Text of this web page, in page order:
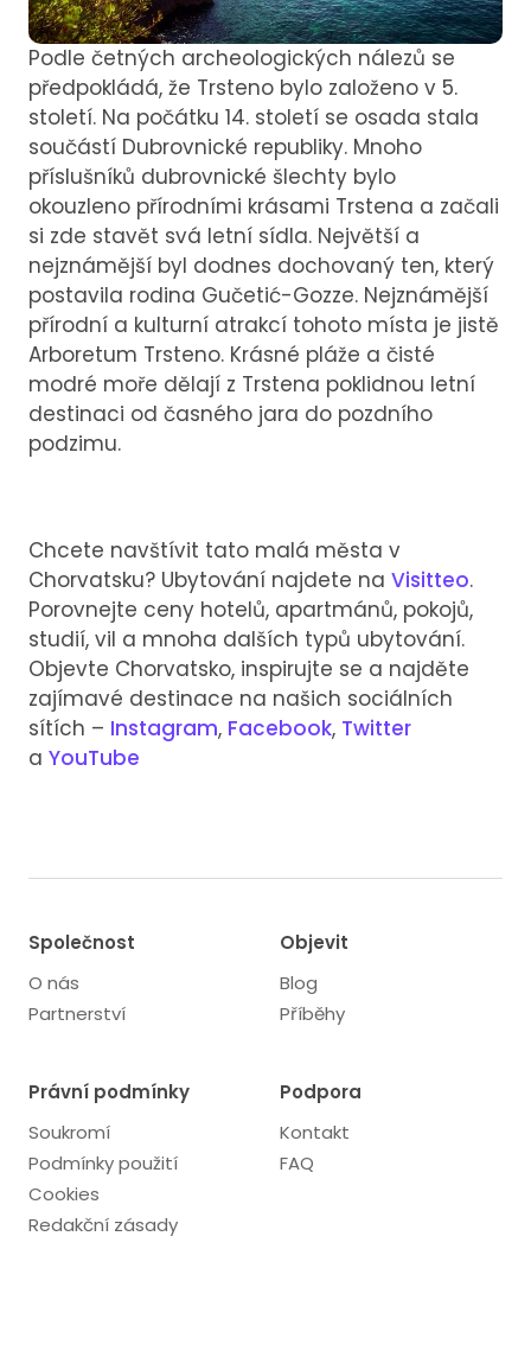
Podle četných archeologických nálezů se
předpokládá, že Trsteno bylo založeno v 5.
století. Na počátku 14. století se osada stala
součástí Dubrovnické republiky. Mnoho
příslušníků dubrovnické šlechty bylo
okouzleno přírodními krásami Trstena a začali
si zde stavět svá letní sídla. Největší a
nejznámější byl dodnes dochovaný ten, který
postavila rodina Gučetić-Gozze. Nejznámější
přírodní a kulturní atrakcí tohoto místa je jistě
Arboretum Trsteno. Krásné pláže a čisté
modré moře dělají z Trstena poklidnou letní
destinaci od časného jara do pozdního
podzimu.
Chcete navštívit tato malá města v
Chorvatsku? Ubytování najdete na Visitteo.
Porovnejte ceny hotelů, apartmánů, pokojů,
studií, vil a mnoha dalších typů ubytování.
Objevte Chorvatsko, inspirujte se a najděte
zajímavé destinace na našich sociálních
sítích – Instagram, Facebook, Twitter
a YouTube
Společnost
O nás
Partnerství
Objevit
Blog
Příběhy
Právní podmínky
Soukromí
Podmínky použití
Cookies
Redakční zásady
Podpora
Kontakt
FAQ